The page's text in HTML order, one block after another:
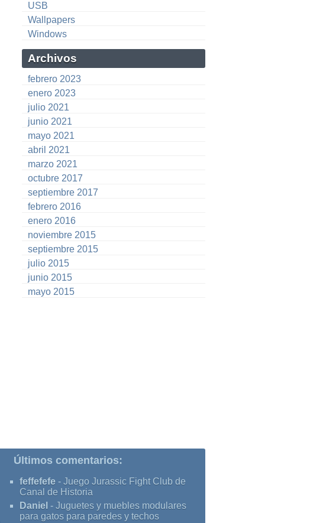
USB
Wallpapers
Windows
Archivos
febrero 2023
enero 2023
julio 2021
junio 2021
mayo 2021
abril 2021
marzo 2021
octubre 2017
septiembre 2017
febrero 2016
enero 2016
noviembre 2015
septiembre 2015
julio 2015
junio 2015
mayo 2015
Últimos comentarios:
feffefefe - Juego Jurassic Fight Club de
Canal de Historia
Daniel - Juguetes y muebles modulares
para gatos para paredes y techos